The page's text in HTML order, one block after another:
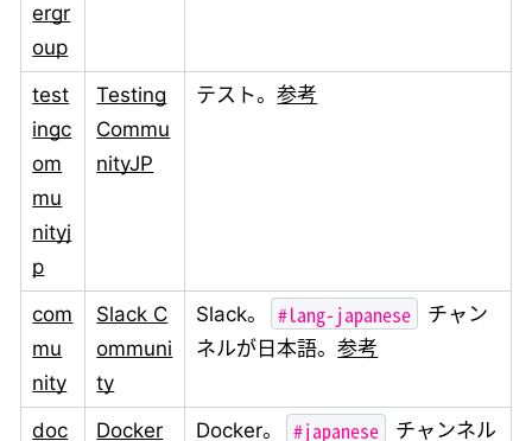
ergr
oup
test
ingc
om
mu
nityj
p
Testing
Commu
nityJP
テスト。参考
com
mu
nity
Slack C
ommuni
ty
Slack。 #lang-japanese
チャン
ネルが日本語。参考
doc
Docker
Docker。 #japanese
チャンネル